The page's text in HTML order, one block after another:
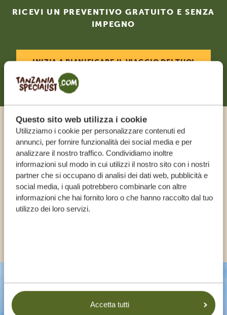
Questo sito web utilizza i cookie
Utilizziamo i cookie per personalizzare contenuti ed
annunci, per fornire funzionalità dei social media e per
analizzare il nostro traffico. Condividiamo inoltre
informazioni sul modo in cui utilizzi il nostro sito con i nostri
partner che si occupano di analisi dei dati web, pubblicità e
social media, i quali potrebbero combinarle con altre
informazioni che hai fornito loro o che hanno raccolto dal tuo
utilizzo dei loro servizi.
Accetta tutti
RICEVI UN PREVENTIVO GRATUITO E SENZA
IMPEGNO
INIZIA A PIANIFICARE IL VIAGGIO DEI TUOI
Chiama un esperto
I NOSTRI SPECIALISTI SONO QUI PER TE
IT:+39 0282955597